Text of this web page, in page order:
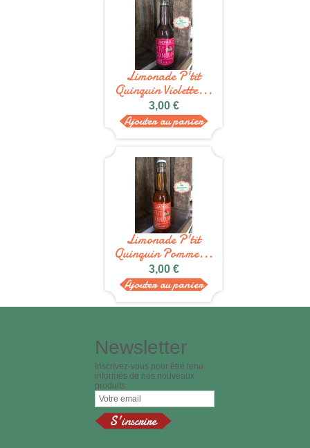
Limonade P'tit
Quinquin Violette...
3,00 €
Ajouter au panier
Limonade P'tit
Quinquin Pomme...
3,00 €
Ajouter au panier
Newsletter
Inscrivez-vous pour être tenu
informés de nos nouveaux
produits.